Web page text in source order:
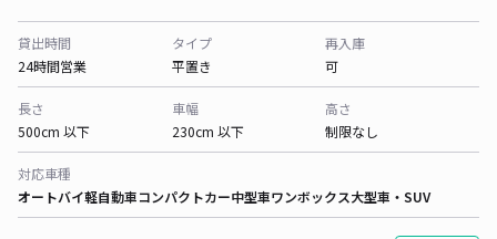
貸出時間
24時間営業
タイプ
平置き
再入庫
可
長さ
500cm 以下
車幅
230cm 以下
高さ
制限なし
対応車種
オートバイ軽自動車コンパクトカー中型車ワンボックス大型車・SUV